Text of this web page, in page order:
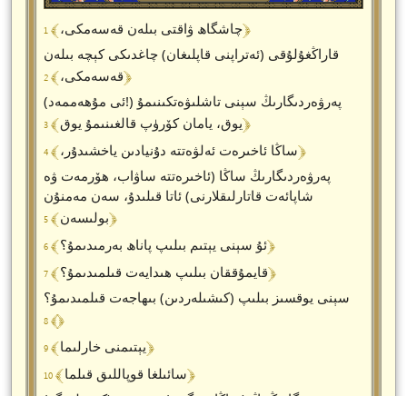
چاشگاھ ۋاقتى بىلەن قەسەمكى،﴾ 1 ﴿
قاراڭغۇلۇقى (ئەتراپنى قاپلىغان) چاغدىكى كېچە بىلەن
قەسەمكى،﴾ 2 ﴿
(ئى مۇھەممەد!) پەرۋەردىگارىڭ سېنى تاشلىۋەتكىنىمۇ
يوق، يامان كۆرۈپ قالغىنىمۇ يوق﴾ 3 ﴿
ساڭا ئاخىرەت ئەلۋەتتە دۇنيادىن ياخشىدۇر،﴾ 4 ﴿
پەرۋەردىگارىڭ ساڭا (ئاخىرەتتە ساۋاب، ھۆرمەت ۋە
شاپائەت قاتارلىقلارنى) ئاتا قىلىدۇ، سەن مەمنۇن
بولىسەن﴾ 5 ﴿
ئۇ سېنى يېتىم بىلىپ پاناھ بەرمىدىمۇ؟﴾ 6 ﴿
قايمۇققان بىلىپ ھىدايەت قىلمىدىمۇ؟﴾ 7 ﴿
سېنى يوقسىز بىلىپ (كىشىلەردىن) بىھاجەت قىلمىدىمۇ؟
﴾ 8 ﴿
يېتىمنى خارلىما﴾ 9 ﴿
سائىلغا قوپاللىق قىلما﴾ 10 ﴿